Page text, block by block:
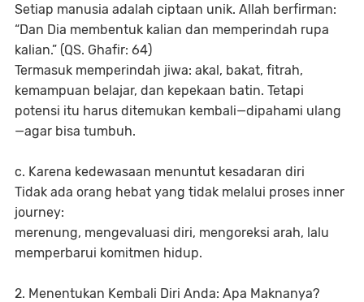
Setiap manusia adalah ciptaan unik. Allah berfirman:
“Dan Dia membentuk kalian dan memperindah rupa
kalian.” (QS. Ghafir: 64)
Termasuk memperindah jiwa: akal, bakat, fitrah,
kemampuan belajar, dan kepekaan batin. Tetapi
potensi itu harus ditemukan kembali—dipahami ulang
—agar bisa tumbuh.
c. Karena kedewasaan menuntut kesadaran diri
Tidak ada orang hebat yang tidak melalui proses inner
journey:
merenung, mengevaluasi diri, mengoreksi arah, lalu
memperbarui komitmen hidup.
2. Menentukan Kembali Diri Anda: Apa Maknanya?